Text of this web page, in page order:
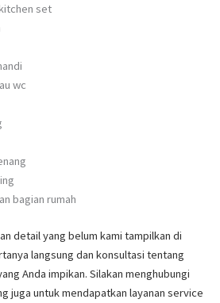
set
wc
bagian rumah
detail yang belum kami tampilkan di
langsung dan konsultasi tentang
Anda impikan. Silakan menghubungi
juga untuk mendapatkan layanan service